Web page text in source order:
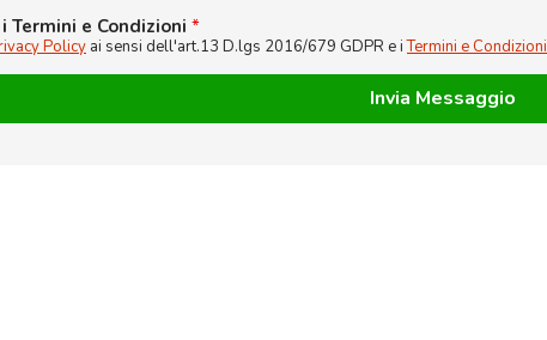
Termini e Condizioni *
Policy ai sensi dell'art.13 D.lgs 2016/679 GDPR e iTermini e Condizioni